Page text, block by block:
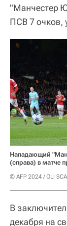
"Манчестер
ПСВ 7 очков,
Нападающий
(справа) в матче
© AFP 2024 / OLI
В
декабря на